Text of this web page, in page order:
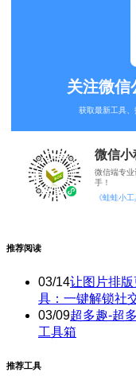
关注微信
获取最新工具
微信小
微信端专
手！
《蛙蛙小工
推荐阅读
03/14让图片排
具：一键解锁社
03/09超多趣-超
工具箱
推荐工具